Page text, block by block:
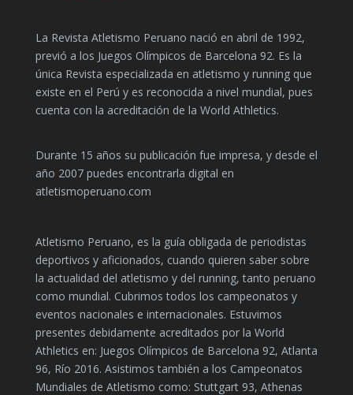
La Revista Atletismo Peruano nació en abril de 1992,
previó a los Juegos Olímpicos de Barcelona 92. Es la
única Revista especializada en atletismo y running que
existe en el Perú y es reconocida a nivel mundial, pues
cuenta con la acreditación de la World Athletics.
Durante 15 años su publicación fue impresa, y desde el
año 2007 puedes encontrarla digital en
atletismoperuano.com
Atletismo Peruano, es la guía obligada de periodistas
deportivos y aficionados, cuando quieren saber sobre
la actualidad del atletismo y del running, tanto peruano
como mundial. Cubrimos todos los campeonatos y
eventos nacionales e internacionales. Estuvimos
presentes debidamente acreditados por la World
Athletics en: Juegos Olímpicos de Barcelona 92, Atlanta
96, Río 2016. Asistimos también a los Campeonatos
Mundiales de Atletismo como: Stuttgart 93, Athenas